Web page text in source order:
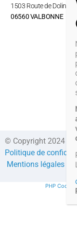
1503 Route de Dolines,
06560 VALBONNE
© Copyright 2024
Politique de
Mentions légales
PHP Code